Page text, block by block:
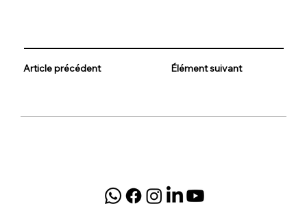
Article précédent Élément suivant